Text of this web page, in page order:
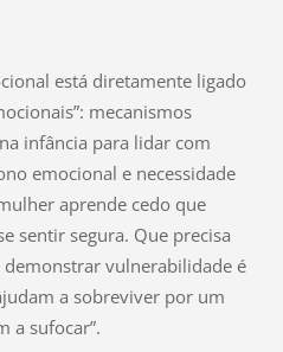
está diretamente ligado
mecanismos
infância para lidar com
emocional e necessidade
aprende cedo que
sentir segura. Que precisa
demonstrar vulnerabilidade é
a sobreviver por um
a sufocar”.